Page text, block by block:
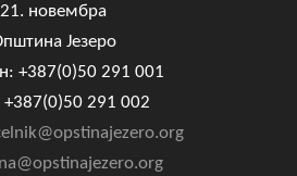
21. новембра
Језеро
+387(0)50 291 001
+387(0)50 291 002